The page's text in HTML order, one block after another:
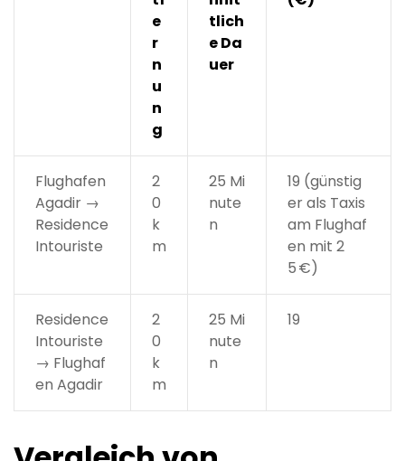
e
r
n
u
n
g
tlich
e Da
uer
Flughafen
Agadir →
Residence
Intouriste
2
0
k
m
25 Mi
nute
n
19 (günstig
er als Taxis
am Flughaf
en mit 2
5 €)
Residence
Intouriste
→ Flughaf
en Agadir
2
0
k
m
25 Mi
nute
n
19